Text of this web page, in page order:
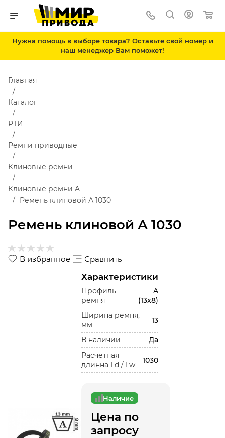
Нужна помощь в выборе товара? Оставьте свой номер и
наш менеджер Вам поможет!
Ремень клиновой А 1030
Главная
Каталог
РТИ
Ремни приводные
Клиновые ремни
Клиновые ремни A
Ремень клиновой А 1030
В избранное Сравнить
Характеристики
Профиль
ремня
A
(13x8)
Ширина ремня,
мм
13
В наличии
Да
Расчетная
длинна Ld / Lw
1030
Наличие
Цена по
запросу